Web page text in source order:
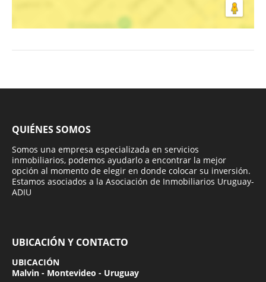
QUIÉNES SOMOS
Somos una empresa especializada en servicios
inmobiliarios, podemos ayudarlo a encontrar la mejor
opción al momento de elegir en donde colocar su inversión.
Estamos asociados a la Asociación de Inmobiliarios Uruguay-
ADIU
UBICACIÓN Y CONTACTO
UBICACIÓN
Malvin - Montevideo - Uruguay